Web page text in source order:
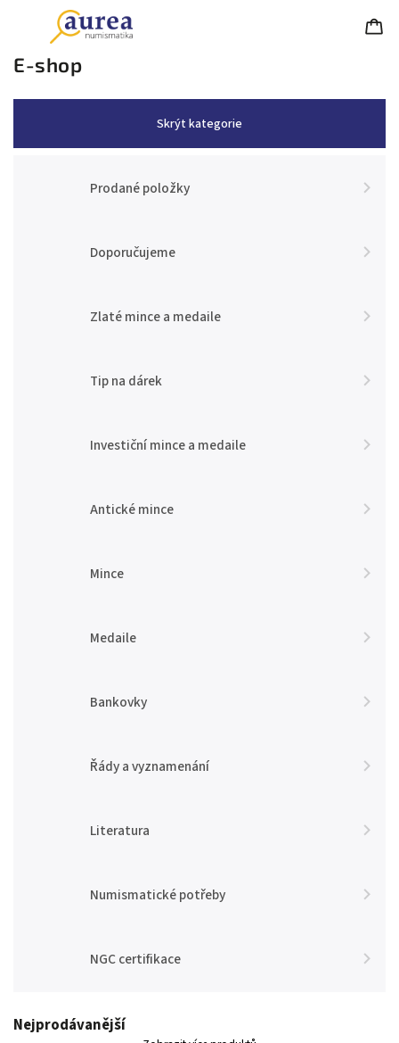
E-shop
Skrýt kategorie
Prodané položky
Doporučujeme
Zlaté mince a medaile
Tip na dárek
Investiční mince a medaile
Antické mince
Mince
Medaile
Bankovky
Řády a vyznamenání
Literatura
Numismatické potřeby
NGC certifikace
Nejprodávanější